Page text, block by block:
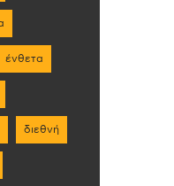
ένθετα
διεθνή